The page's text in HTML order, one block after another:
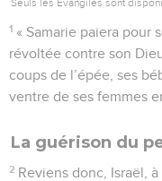
1 « Samarie paiera pour
révoltée contre son
coups de l’épée, ses
ventre de ses femmes
La guérison du
2 Reviens donc, Israël,